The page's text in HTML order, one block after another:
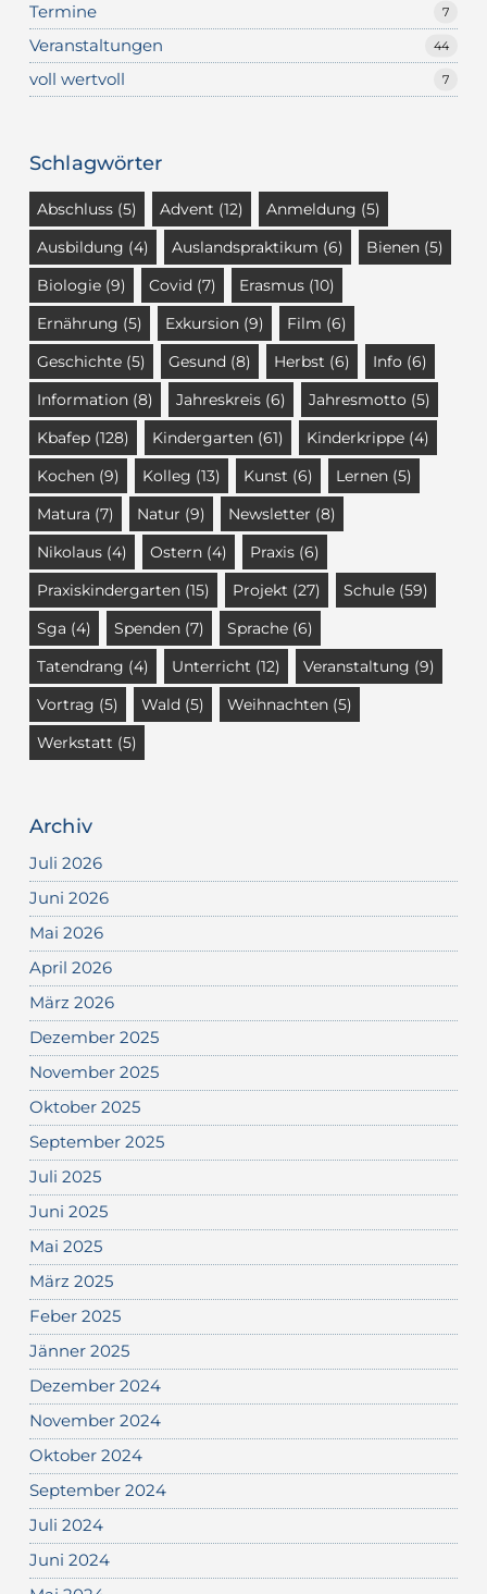
Termine 7
Veranstaltungen 44
voll wertvoll 7
Schlagwörter
Abschluss(5) Advent (12) Anmeldung (5)
Ausbildung (4) Auslandspraktikum (6) Bienen(5)
Biologie(9) Covid (7) Erasmus(10)
Ernährung (5) Exkursion(9) Film (6)
Geschichte(5) Gesund (8) Herbst (6) Info (6)
Information(8) Jahreskreis(6) Jahresmotto (5)
Kbafep(128) Kindergarten(61) Kinderkrippe(4)
Kochen(9) Kolleg (13) Kunst (6) Lernen(5)
Matura (7) Natur (9) Newsletter (8)
Nikolaus(4) Ostern(4) Praxis(6)
Praxiskindergarten(15) Projekt (27) Schule(59)
Sga (4) Spenden(7) Sprache(6)
Tatendrang (4) Unterricht (12) Veranstaltung (9)
Vortrag (5) Wald (5) Weihnachten(5)
Werkstatt (5)
Archiv
Juli 2026
Juni 2026
Mai 2026
April 2026
März 2026
Dezember 2025
November 2025
Oktober 2025
September 2025
Juli 2025
Juni 2025
Mai 2025
März 2025
Feber 2025
Jänner 2025
Dezember 2024
November 2024
Oktober 2024
September 2024
Juli 2024
Juni 2024